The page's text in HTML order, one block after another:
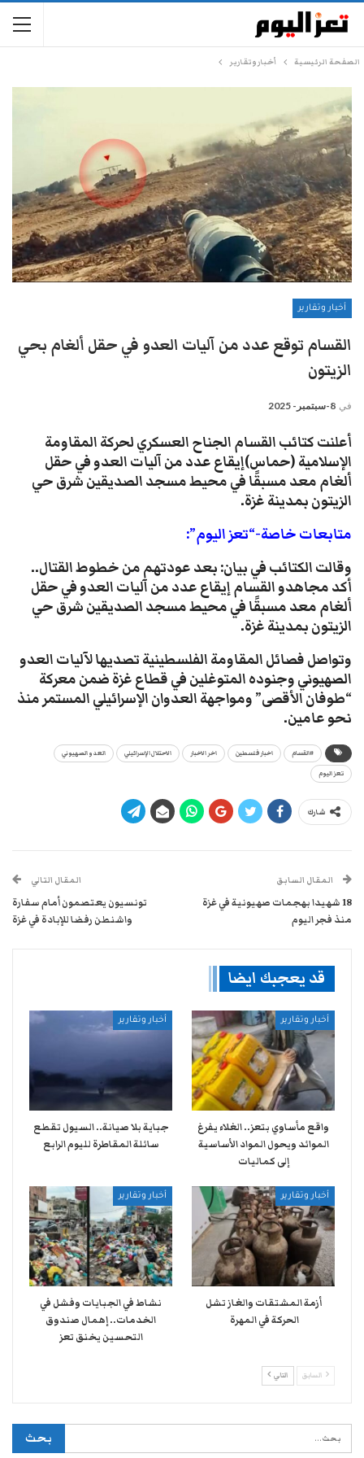
الصفحة الرئيسية أخبار وتقارير
أخبار وتقارير
القسام توقع عدد من آليات العدو في حقل ألغام بحي
الزيتون
في 8-سبتمبر- 2025
أعلنت كتائب القسام الجناح العسكري لحركة المقاومة
الإسلامية (حماس)إيقاع عدد من آليات العدو في حقل
ألغام معد مسبقًا في محيط مسجد الصديقين شرق حي
الزيتون بمدينة غزة.
متابعات خاصة-“تعز اليوم”:
وقالت الكتائب في بيان: بعد عودتهم من خطوط القتال..
أكد مجاهدو القسام إيقاع عدد من آليات العدو في حقل
ألغام معد مسبقًا في محيط مسجد الصديقين شرق حي
الزيتون بمدينة غزة.
وتواصل فصائل المقاومة الفلسطينية تصديها لآليات العدو
الصهيوني وجنوده المتوغلين في قطاع غزة ضمن معركة
“طوفان الأقصى” ومواجهة العدوان الإسرائيلي المستمر منذ
نحو عامين.
#القسام اخبار فلسطين اخر الاخبار الاحتلال الإسرائيلي العدو الصهيوني
تعز اليوم
شارك
المقال السابق
18 شهيدا بهجمات صهيونية في غزة
منذ فجر اليوم
المقال التالي
تونسيون يعتصمون أمام سفارة
واشنطن رفضا للإبادة في غزة
قد يعجبك ايضا
أخبار وتقارير
واقع مأساوي بتعز.. الغلاء يفرغ
الموائد ويحول المواد الأساسية
إلى كماليات
أخبار وتقارير
جباية بلا صيانة.. السيول تقطع
سائلة المقاطرة لليوم الرابع
أخبار وتقارير
أزمة المشتقات والغاز تشل
الحركة في المهرة ​
أخبار وتقارير
نشاط في الجبايات وفشل في
الخدمات.. إهمال صندوق
التحسين يخنق تعز
السابق التالي